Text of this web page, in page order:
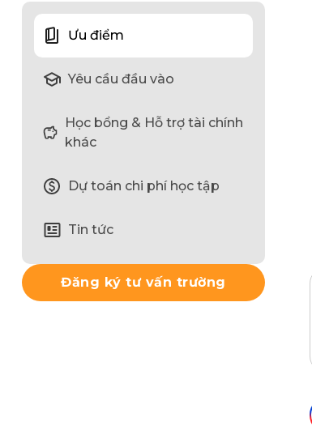
Ưu điểm
Yêu cầu đầu vào
Học bổng & Hỗ trợ tài chính
khác
Dự toán chi phí học tập
Tin tức
Đăng ký tư vấn trường